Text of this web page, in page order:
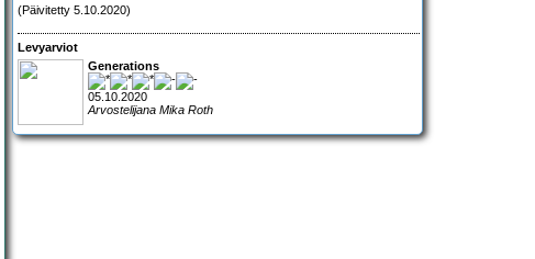
(Päivitetty 5.10.2020)
Levyarviot
Generations
05.10.2020
Arvostelijana Mika Roth